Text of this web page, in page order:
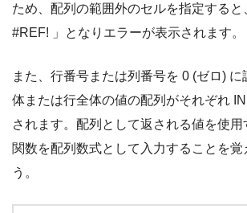
ため、配列の範囲外のセルを指定すると
#REF! 」となりエラーが表示されます。
また、行番号または列番号を 0 (ゼロ)
体または行全体の値の配列がそれぞれ
されます。配列として返される値を使
関数を配列数式として入力することを覚
う。